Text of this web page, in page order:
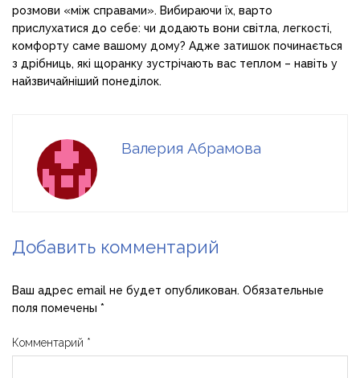
розмови «між справами». Вибираючи їх, варто
прислухатися до себе: чи додають вони світла, легкості,
комфорту саме вашому дому? Адже затишок починається
з дрібниць, які щоранку зустрічають вас теплом – навіть у
найзвичайніший понеділок.
Валерия Абрамова
Добавить комментарий
Ваш адрес email не будет опубликован. Обязательные
поля помечены *
Комментарий *